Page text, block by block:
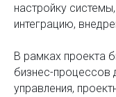
настройку
интеграцию,
В рамках проекта
бизнес-процессов
управления,